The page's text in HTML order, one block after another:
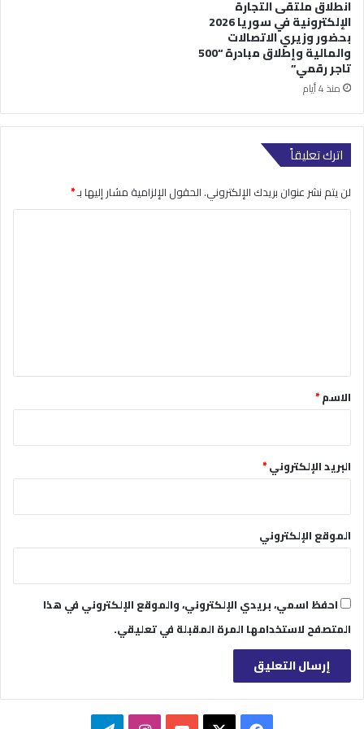
انطلاق ملتقى التجارة
الإلكترونية في سوريا 2026
بحضور وزيري الاتصالات
والمالية وإطلاق مبادرة “500
تاجر رقمي”
منذ 4 أيام
اترك تعليقاً
لن يتم نشر عنوان بريدك الإلكتروني.الحقول الإلزامية مشار إليها بـ*
*الاسم*
البريد الإلكتروني*
الموقع الإلكتروني
احفظ اسمي، بريدي الإلكتروني، والموقع الإلكتروني في هذا
المتصفح لاستخدامها المرة المقبلة في تعليقي.